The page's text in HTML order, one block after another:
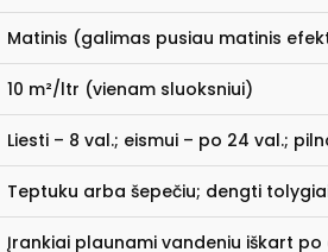
Matinis (galimas pusiau matinis
10 m²/ltr (vienam sluoksniui)
Liesti – 8 val.; eismui – po 24 val.;
Teptuku arba šepečiu; dengti
Įrankiai plaunami vandeniu iškart